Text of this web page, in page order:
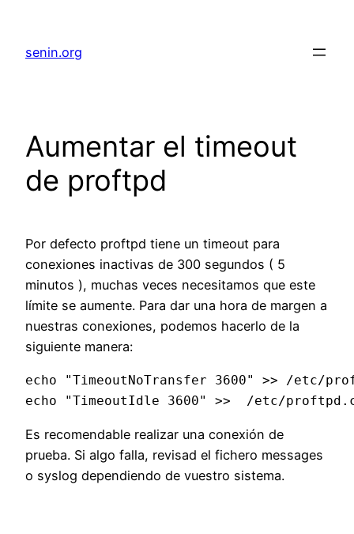
senin.org
Aumentar el timeout
de proftpd
Por defecto proftpd tiene un timeout para
conexiones inactivas de 300 segundos ( 5
minutos ), muchas veces necesitamos que este
límite se aumente. Para dar una hora de margen a
nuestras conexiones, podemos hacerlo de la
siguiente manera:
echo "TimeoutNoTransfer 3600" >> /etc/
Es recomendable realizar una conexión de
prueba. Si algo falla, revisad el fichero messages
o syslog dependiendo de vuestro sistema.